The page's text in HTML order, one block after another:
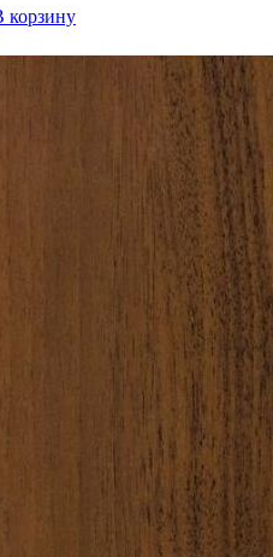
корзину